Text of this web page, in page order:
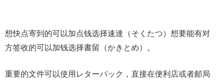
想快点寄到的可以加点钱选择速達（そくたつ）想要能有对
方签收的可以加钱选择書留（かきとめ）。
重要的文件可以使用レターパック，直接在便利店或者邮局